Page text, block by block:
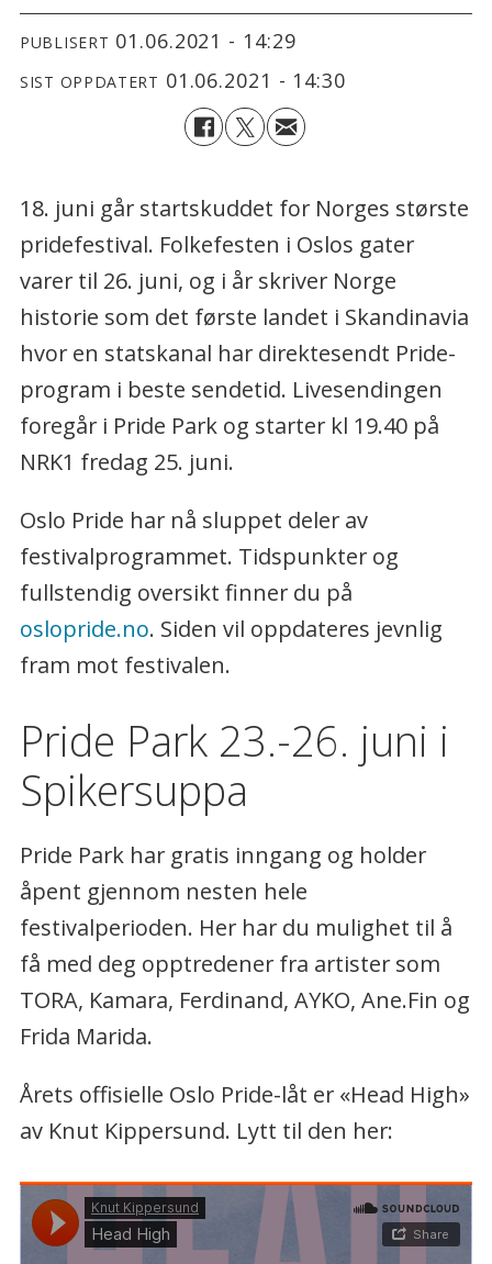
PUBLISERT 01.06.2021 - 14:29
SIST OPPDATERT 01.06.2021 - 14:30
18. juni går startskuddet for Norges største
pridefestival. Folkefesten i Oslos gater
varer til 26. juni, og i år skriver Norge
historie som det første landet i Skandinavia
hvor en statskanal har direktesendt Pride-
program i beste sendetid. Livesendingen
foregår i Pride Park og starter kl 19.40 på
NRK1 fredag 25. juni.
Oslo Pride har nå sluppet deler av
festivalprogrammet. Tidspunkter og
fullstendig oversikt finner du på
oslopride.no. Siden vil oppdateres jevnlig
fram mot festivalen.
Pride Park 23.-26. juni i
Spikersuppa
Pride Park har gratis inngang og holder
åpent gjennom nesten hele
festivalperioden. Her har du mulighet til å
få med deg opptredener fra artister som
TORA, Kamara, Ferdinand, AYKO, Ane.Fin og
Frida Marida.
Årets offisielle Oslo Pride-låt er «Head High»
av Knut Kippersund. Lytt til den her: